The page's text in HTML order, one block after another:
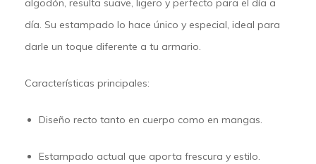
algodón, resulta suave, ligero y perfecto para el día a
día. Su estampado lo hace único y especial, ideal para
darle un toque diferente a tu armario.
Características principales:
Diseño recto tanto en cuerpo como en mangas.
Estampado actual que aporta frescura y estilo.